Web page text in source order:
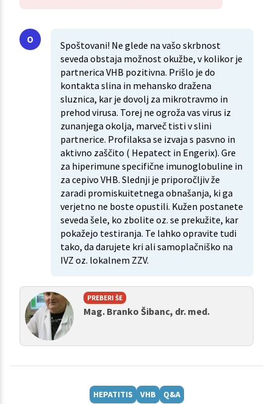
Spoštovani! Ne glede na vašo skrbnost
seveda obstaja možnost okužbe, v kolikor je
partnerica VHB pozitivna. Prišlo je do
kontakta slina in mehansko dražena
sluznica, kar je dovolj za mikrotravmo in
prehod virusa. Torej ne ogroža vas virus iz
zunanjega okolja, marveč tisti v slini
partnerice. Profilaksa se izvaja s pasvno in
aktivno zaščito ( Hepatect in Engerix). Gre
za hiperimune specifične imunoglobuline in
za cepivo VHB. Slednji je priporočljiv že
zaradi promiskuitetnega obnašanja, ki ga
verjetno ne boste opustili. Kužen postanete
seveda šele, ko zbolite oz. se prekužite, kar
pokažejo testiranja. Te lahko opravite tudi
tako, da darujete kri ali samoplačniško na
IVZ oz. lokalnem ZZV.
PREBERI ŠE
Mag. Branko Šibanc, dr. med.
HEPATITIS VHB Q&A